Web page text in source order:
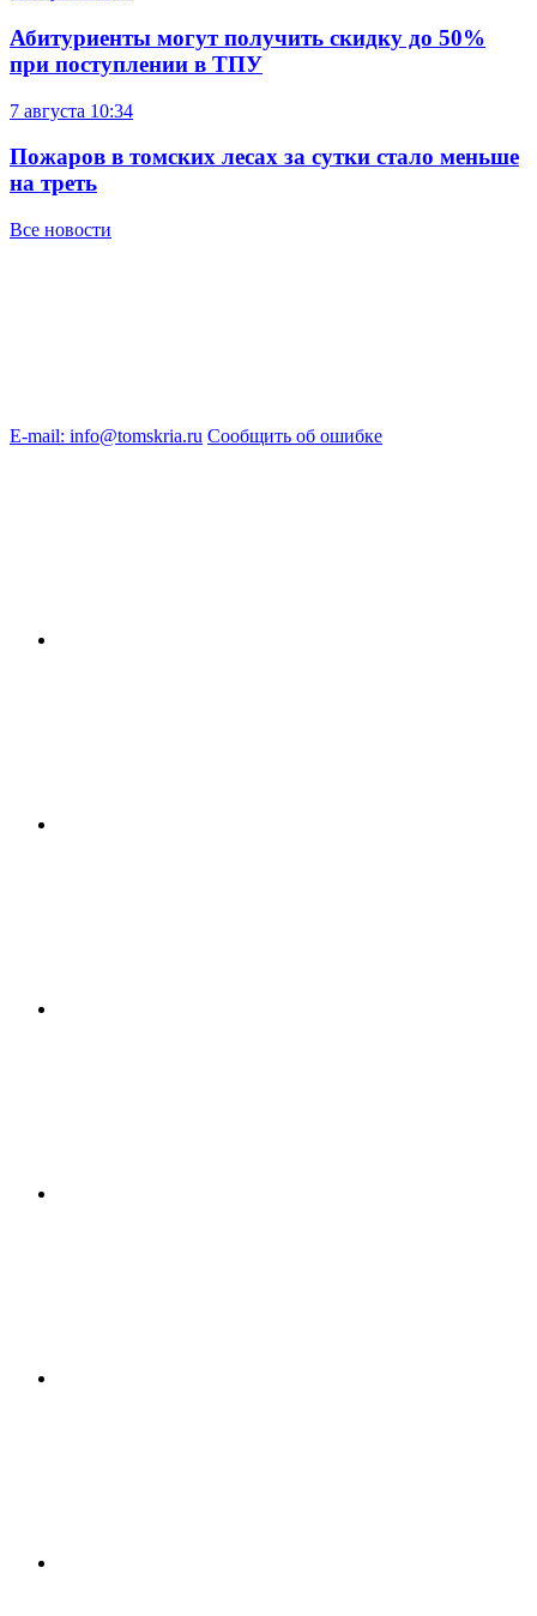
Абитуриенты могут получить скидку до 50%
при поступлении в ТПУ
7 августа 10:34
Пожаров в томских лесах за сутки стало меньше
на треть
Все новости
E-mail: info@tomskria.ru Сообщить об ошибке